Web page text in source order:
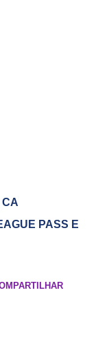
PASS E